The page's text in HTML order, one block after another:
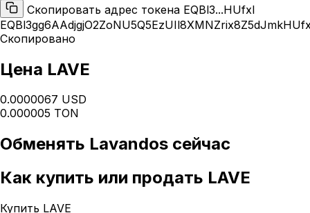
Скопировать адрес токена EQBl3...HUfxI
Скопировано
Цена LAVE
0.0000067 USD
0.000005 TON
Обменять Lavandos сейчас
Как купить или продать LAVE
Купить LAVE